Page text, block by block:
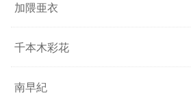
加隈亜衣
千本木彩花
南早紀